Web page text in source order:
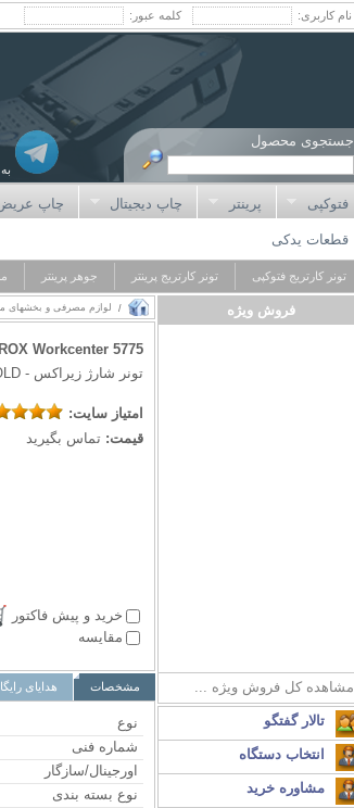
نام کاربری: کلمه عبور:
جستجوی محصول
فتوکپی پرینتر چاپ دیجیتال چاپ
قطعات یدکی
تونر کارتريج فتوکپی تونر کارتريج پرینتر جوهر پرینتر
فروش ویژه
مشاهده کل فروش ویژه ...
تالار گفتگو
انتخاب دستگاه
مشاوره خرید
/ لوازم مصرفی و بخشهای
Workcenter 5775
تونر شارژ زیراکس - GOLD
امتیاز سایت:
قیمت: تماس بگیرید
خرید و پیش فاکتور
مقایسه
نوع
شماره فنی
اورجینال/سازگار
نوع بسته بندی